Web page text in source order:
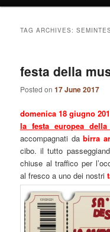
TAG ARCHIVES:
festa della
Posted on17 June 2017
domenica 18 giugno
la festa europea della
accompagnati dabirra
cibo. il tutto
chiuse al traffico per
al fresco a uno dei nostri